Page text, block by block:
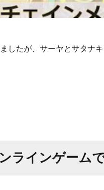
したが、サーヤとサタナ
ラインゲーム